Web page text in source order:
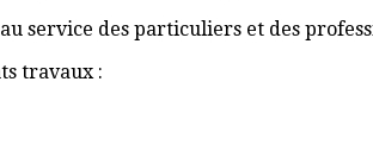
service des particuliers et des
travaux :